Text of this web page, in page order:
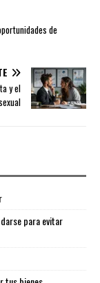
de
y el
para evitar